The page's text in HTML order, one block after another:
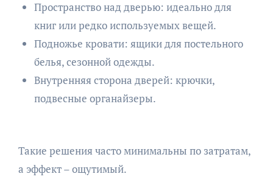
Пространство над дверью: идеально для
книг или редко используемых вещей.
Подножье кровати: ящики для постельного
белья, сезонной одежды.
Внутренняя сторона дверей: крючки,
подвесные органайзеры.
Такие решения часто минимальны по затратам,
а эффект – ощутимый.